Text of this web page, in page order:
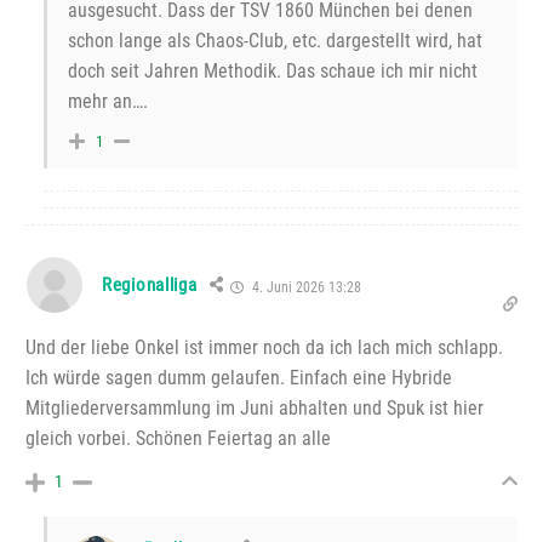
ausgesucht. Dass der TSV 1860 München bei denen
schon lange als Chaos-Club, etc. dargestellt wird, hat
doch seit Jahren Methodik. Das schaue ich mir nicht
mehr an….
1
Regionalliga 4. Juni 2026 13:28
Und der liebe Onkel ist immer noch da ich lach mich schlapp.
Ich würde sagen dumm gelaufen. Einfach eine Hybride
Mitgliederversammlung im Juni abhalten und Spuk ist hier
gleich vorbei. Schönen Feiertag an alle
1